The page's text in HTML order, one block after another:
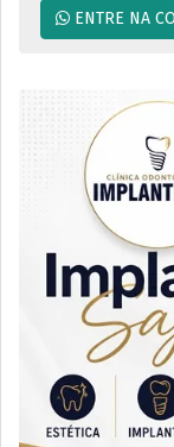
ENTRE NA